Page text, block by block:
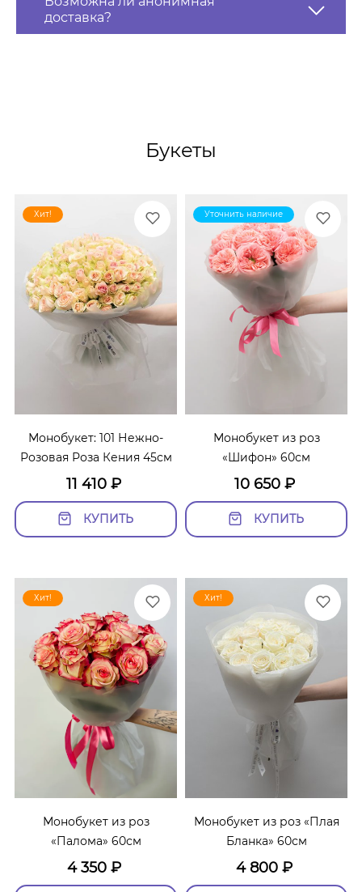
доставка?
Букеты
Хит!
Монобукет: 101 Нежно-
Розовая Роза Кения 45см
11 410 ₽
КУПИТЬ
Уточнить наличие
Монобукет из роз
«Шифон» 60см
10 650₽
КУПИТЬ
Хит!
Монобукет из роз
«Палома» 60см
4 350₽
Хит!
Монобукет из роз «Плая
Бланка» 60см
4 800 ₽